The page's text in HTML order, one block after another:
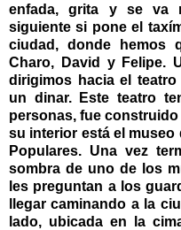
enfada, grita y se va
siguiente si pone el
ciudad, donde hemos
Charo, David y Felipe.
dirigimos hacia el
un dinar. Este teatro
personas, fue
su interior está el museo
Populares. Una vez
sombra de uno de los
les preguntan a los
llegar caminando a la
lado, ubicada en la